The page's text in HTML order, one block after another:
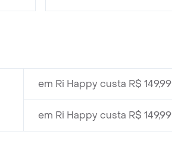
em Ri Happy custa R$ 149,99
em Ri Happy custa R$ 149,99